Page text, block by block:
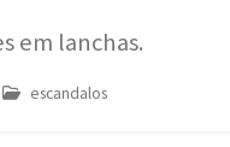
em lanchas.
escandalos